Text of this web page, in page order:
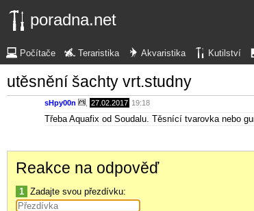
poradna.net
Počítače Teraristika Akvaristika Kutilství
utěsnění šachty vrt.studny
sHpy00n 27.02.2017 19:18
Třeba Aquafix od Soudalu. Těsnící tvarovka nebo
Reakce na odpověď
1 Zadajte svou přezdívku: